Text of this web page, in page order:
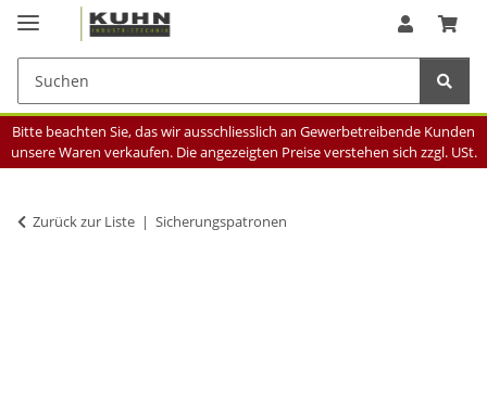
Bitte beachten Sie, das wir ausschliesslich an Gewerbetreibende Kunden
unsere Waren verkaufen. Die angezeigten Preise verstehen sich zzgl. USt.
Zurück zur Liste Sicherungspatronen